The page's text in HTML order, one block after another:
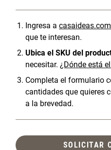
Ingresa a casaideas.com
que te interesan.
Ubica el SKU del
necesitar. ¿Dónde está
Completa el formulario
cantidades que quieres
a la brevedad.
SOLICITAR